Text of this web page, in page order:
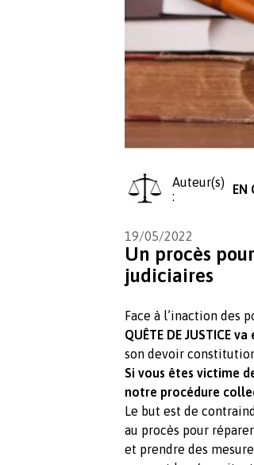
Auteur(s)
:
EN
19/05/2022
Un procès
judiciaires
Face à l’inaction des
QUÊTE DE JUSTICE
son devoir
Si vous êtes victime
notre procédure
Le but est de
au procès pour
et prendre des